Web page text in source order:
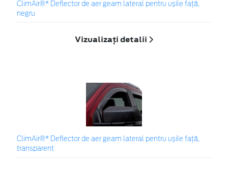
ClimAir®* Deflector de aer geam lateral pentru ușile față,
negru
Vizualizați detalii
ClimAir®* Deflector de aer geam lateral pentru ușile față,
transparent